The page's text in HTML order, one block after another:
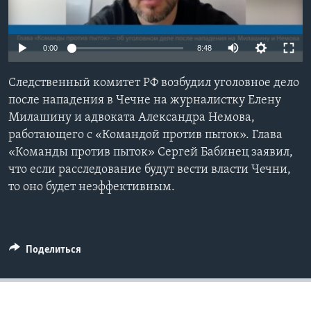
Learning English
СОЦИАЛЬНЫЕ СЕТИ
Языки
0:00 8:48
Следственный комитет РФ возбудил уголовное дело
после нападения в Чечне на журналистку Елену
Милашину и адвоката Александра Немова,
работающего с «Командой против пыток». Глава
«Команды против пыток» Сергей Бабинец заявил,
что если расследование будут вести власти Чечни,
то оно будет неэффективным.
Поделиться